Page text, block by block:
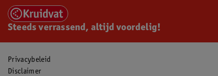
Steeds verrassend, altijd voordelig!
Privacybeleid
Disclaimer